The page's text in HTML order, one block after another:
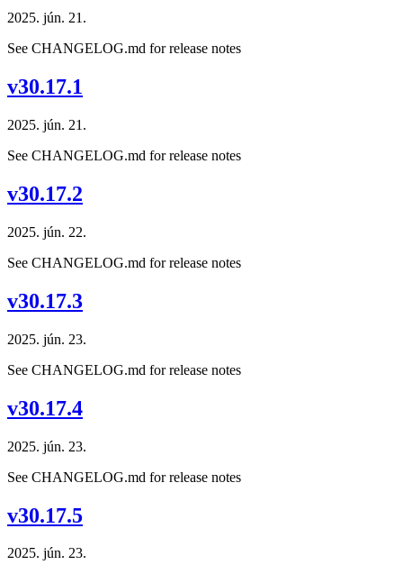
2025. jún. 21.
See CHANGELOG.md for release notes
v30.17.1
2025. jún. 21.
See CHANGELOG.md for release notes
v30.17.2
2025. jún. 22.
See CHANGELOG.md for release notes
v30.17.3
2025. jún. 23.
See CHANGELOG.md for release notes
v30.17.4
2025. jún. 23.
See CHANGELOG.md for release notes
v30.17.5
2025. jún. 23.